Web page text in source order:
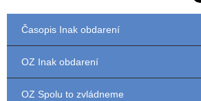
Časopis Inak obdarení
OZ Inak obdarení
OZ Spolu to zvládneme